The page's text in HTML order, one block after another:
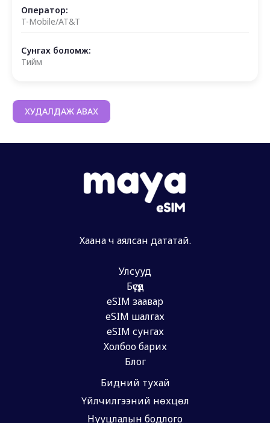
Оператор:
T-Mobile/AT&T
Сунгах боломж:
Тийм
ХУДАЛДАЖ АВАХ
Хаана ч аялсан дататай.
Улсууд
Бүсүүд
eSIM заавар
eSIM шалгах
eSIM сунгах
Холбоо барих
Блог
Бидний тухай
Үйлчилгээний нөхцөл
Нууцлалын бодлого